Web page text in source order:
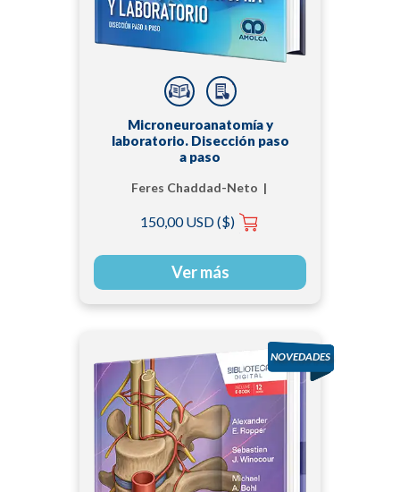
Microneuroanatomía y
laboratorio. Disección paso
a paso
Feres Chaddad-Neto |
da Costa
150,00 USD ($)
Ver más